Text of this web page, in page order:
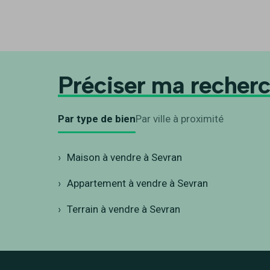
Préciser ma
Par type de bienPar ville à proximité
Maison à vendre à Sevran
Appartement à vendre à Sevran
Terrain à vendre à Sevran